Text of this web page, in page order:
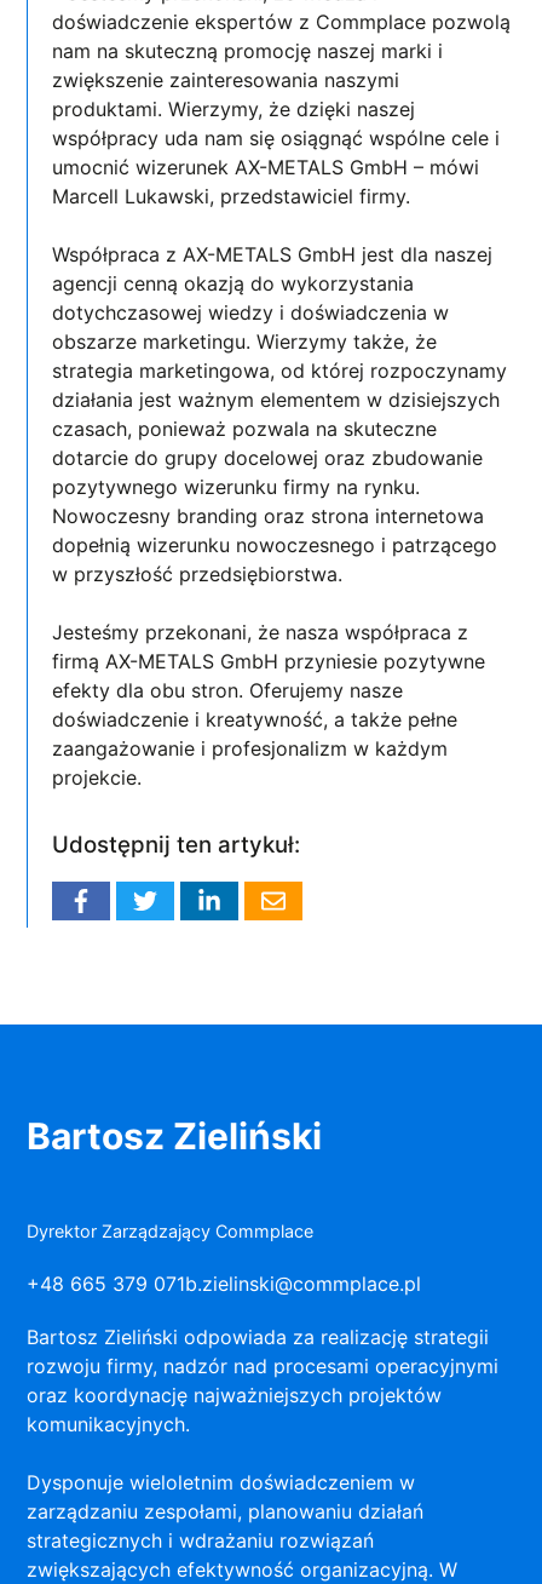
doświadczenie ekspertów z Commplace pozwolą
nam na skuteczną promocję naszej marki i
zwiększenie zainteresowania naszymi
produktami. Wierzymy, że dzięki naszej
współpracy uda nam się osiągnąć wspólne cele i
umocnić wizerunek AX-METALS GmbH – mówi
Marcell Lukawski, przedstawiciel firmy.
Współpraca z AX-METALS GmbH jest dla naszej
agencji cenną okazją do wykorzystania
dotychczasowej wiedzy i doświadczenia w
obszarze marketingu. Wierzymy także, że
strategia marketingowa, od której rozpoczynamy
działania jest ważnym elementem w dzisiejszych
czasach, ponieważ pozwala na skuteczne
dotarcie do grupy docelowej oraz zbudowanie
pozytywnego wizerunku firmy na rynku.
Nowoczesny branding oraz strona internetowa
dopełnią wizerunku nowoczesnego i patrzącego
w przyszłość przedsiębiorstwa.
Jesteśmy przekonani, że nasza współpraca z
firmą AX-METALS GmbH przyniesie pozytywne
efekty dla obu stron. Oferujemy nasze
doświadczenie i kreatywność, a także pełne
zaangażowanie i profesjonalizm w każdym
projekcie.
Udostępnij ten artykuł:
Bartosz Zieliński
Dyrektor Zarządzający Commplace
+48 665 379 071b.zielinski@commplace.pl
Bartosz Zieliński odpowiada za realizację strategii
rozwoju firmy, nadzór nad procesami operacyjnymi
oraz koordynację najważniejszych projektów
komunikacyjnych.
Dysponuje wieloletnim doświadczeniem w
zarządzaniu zespołami, planowaniu działań
strategicznych i wdrażaniu rozwiązań
zwiększających efektywność organizacyjną. W